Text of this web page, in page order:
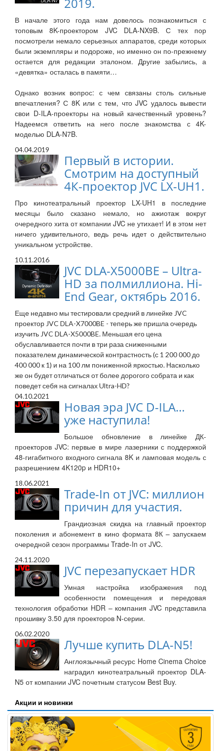
2019.
В начале этого года нам довелось познакомиться с
топовым 8K-проектором JVC DLA-NX9B. С тех пор
посмотрели немало серьезных аппаратов, среди которых
были экземпляры и подороже, но именно он по-прежнему
остается для редакции эталоном. Другие забылись, а
«девятка» осталась в памяти…
Однако возник вопрос: с чем связаны столь сильные
впечатления? С 8K или с тем, что JVC удалось вывести
свои D-ILA-проекторы на новый качественный уровень?
Надеемся ответить на него после знакомства с 4K-
моделью DLA-N7B.
04.04.2019
Первый в истории.
Смотрим на доступный
4К-проектор JVC LX-UH1.
Про кинотеатральный проектор LX-UH1 в последние
месяцы было сказано немало, но ажиотаж вокруг
очередного хита от компании JVC не утихает! И в этом нет
ничего удивительного, ведь речь идет о действительно
уникальном устройстве.
10.11.2016
JVC DLA-X5000BE – Ultra-
HD за полмиллиона. Hi-
End Gear, октябрь 2016.
Еще недавно мы тестировали средний в линейке JVC
проектор JVC DLA-X7000BE - теперь же пришла очередь
изучить JVC DLA-X5000BE. Меньшая его цена
обуславливается почти в три раза сниженными
показателем динамической контрастность (с 1 200 000 до
400 000 к 1) и на 100 лм пониженной яркостью. Насколько
же он будет отличаться от более дорогого собрата и как
поведет себя на сигналах Ultra-HD?
04.10.2021
Новая эра JVС D-ILA…
уже наступила!
Большое обновление в линейке ДК-
проекторов JVC: первые в мире лазерники с поддержкой
48-гигабитного входного сигнала 8K и ламповая модель с
разрешением 4K120p и HDR10+
18.06.2021
Trade-In от JVC: миллион
причин для участия.
Грандиозная скидка на главный проектор
поколения и абонемент в кино формата 8К – запускаем
очередной сезон программы Trade-In от JVC.
24.11.2020
JVC перезапускает HDR
Умная настройка изображения под
особенности помещения и передовая
технология обработки HDR – компания JVC представила
прошивку 3.50 для проекторов N-серии.
06.02.2020
Лучше купить DLA-N5!
Англоязычный ресурс Home Cinema Choice
наградил кинотеатральный проектор DLA-
N5 от компании JVC почетным статусом Best Buy.
Акции и новинки